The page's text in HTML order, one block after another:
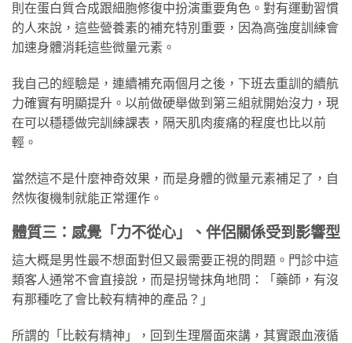
則在蛋白質合成跟細胞修復中扮演重要角色。對有運動習慣
的人來說，這些營養素的補充特別重要，因為高強度訓練會
加速身體消耗這些微量元素。
我自己的經驗是，連續補充兩個月之後，下班去重訓的續航
力確實有明顯提升。以前做硬舉做到第三組就開始沒力，現
在可以穩穩做完訓練課表，隔天肌肉痠痛的程度也比以前
輕。
當然這不是什麼神奇效果，而是身體的微量元素補足了，自
然恢復機制就能正常運作。
體質三：感覺「力不從心」、伴侶關係受到影響型
這大概是男性最不想面對但又最需要正視的問題。門診中這
類客人通常不會直接說，而是拐彎抹角地問：「藥師，有沒
有那種吃了會比較有精神的產品？」
所謂的「比較有精神」，回到生理層面來講，其實跟血液循